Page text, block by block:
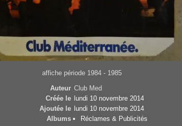
affiche période 1984 - 1985
Auteur Club Med
Créée le
lundi 10 novembre 2014
Ajoutée le
lundi 10 novembre 2014
Albums
Réclames & Publicités